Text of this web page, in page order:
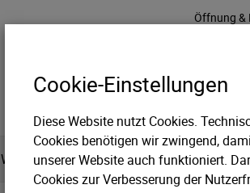
Öffnung &
WÄRME KÄLTE
Cookie-Einstellungen
Diese Website nutzt Cookies.
Cookies benötigen wir zwingend,
unserer Website auch funktioniert.
Cookies zur Verbesserung der